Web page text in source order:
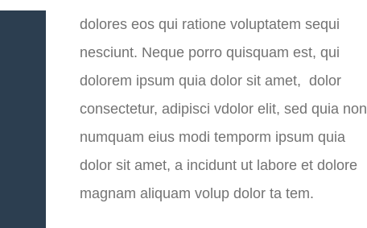
dolores eos qui ratione voluptatem sequi
nesciunt. Neque porro quisquam est, qui
dolorem ipsum quia dolor sit amet, dolor
consectetur, adipisci vdolor elit, sed quia non
numquam eius modi temporm ipsum quia
dolor sit amet, a incidunt ut labore et dolore
magnam aliquam volup dolor ta tem.